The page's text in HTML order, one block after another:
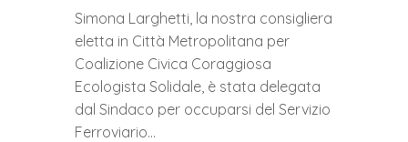
Simona Larghetti, la nostra consigliera
eletta in Città Metropolitana per
Coalizione Civica Coraggiosa
Ecologista Solidale, è stata delegata
dal Sindaco per occuparsi del Servizio
Ferroviario…